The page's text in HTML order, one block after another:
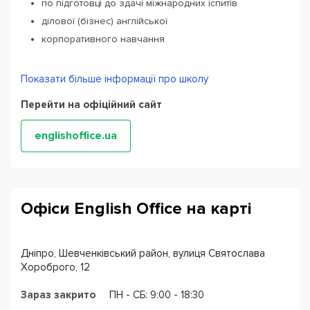
по підготовці до здачі міжнародних іспитів
ділової (бізнес) англійської
корпоративного навчання
вузьких спеціальностях - банківська справа,
менеджмент, маркетинг, економіка.
Підготуватися до IELTS, TOEFL, CAE, FCE, PET з English
Office набагато простіше. Школа є
допомогти швидко і ефективно розібратися в
специфіці іспиту і вдосконалювати свої навички
мовлення і багато іншого) для його успішної здачі на
вищий бал.
English Office пропонує послуги навчання англійської
Показати більше інформації про школу
Перейти на офіційний сайт
englishoffice.ua
Офіси English Office на карті
Дніпро, Шевченківський район, вулиця Святослава
Хороброго, 12
Зараз закрито ПН - CБ: 9:00 - 18:30